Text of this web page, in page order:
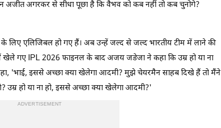
अगरकर से सीधा पूछा है कि वैभव को कब नहीं तो कब चुनोगे?
एलिजिबल हो गए हैं। अब उन्हें जल्द से जल्द भारतीय टीम में लाने की
खेले गए IPL 2026 फाइनल के बाद अजय जडेजा ने कहा कि उम्र हो या ना
कहा, 'भाई, इससे अच्छा क्या खेलेगा आदमी? मुझे चेयरमैन साहब दिखे हैं तो मैंने
उम्र हो या ना हो, इससे अच्छा क्या खेलेगा आदमी?'
ADVERTISEMENT